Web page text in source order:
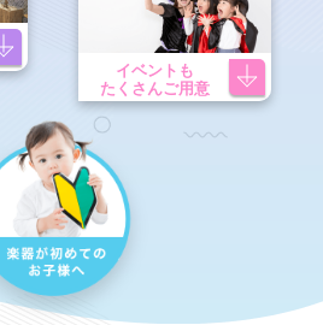
イベントも
たくさんご用意